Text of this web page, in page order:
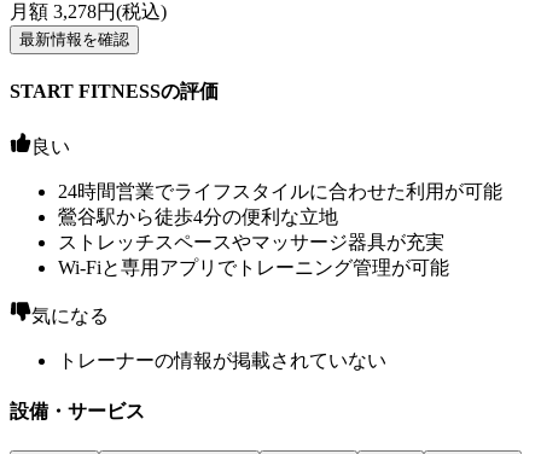
月額 3,278円(税込)
最新情報を確認
START FITNESSの評価
良い
24時間営業でライフスタイルに合わせた利用が可能
鶯谷駅から徒歩4分の便利な立地
ストレッチスペースやマッサージ器具が充実
Wi-Fiと専用アプリでトレーニング管理が可能
気になる
トレーナーの情報が掲載されていない
設備・サービス